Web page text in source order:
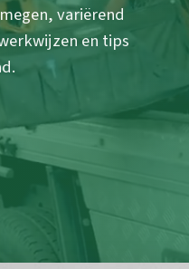
variërend
en tips